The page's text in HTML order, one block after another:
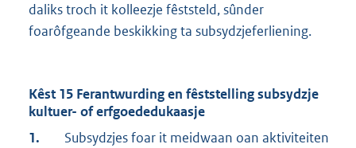
daliks troch it kolleezje fêststeld, sûnder
foarôfgeande beskikking ta subsydzjeferliening.
Kêst 15 Ferantwurding en fêststelling subsydzje
kultuer- of erfgoededukaasje
1.
Subsydzjes foar it meidwaan oan aktiviteiten